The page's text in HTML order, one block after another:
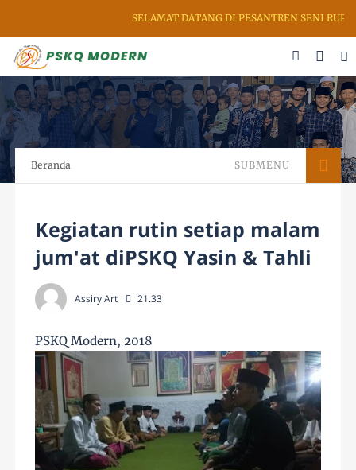
SELAMAT DATANG DI PESANTREN SENI RUPA
Beranda SUBMENU
Kegiatan rutin setiap malam
jum'at diPSKQ Yasin & Tahli
Assiry Art 21.33
PSKQ Modern, 2018